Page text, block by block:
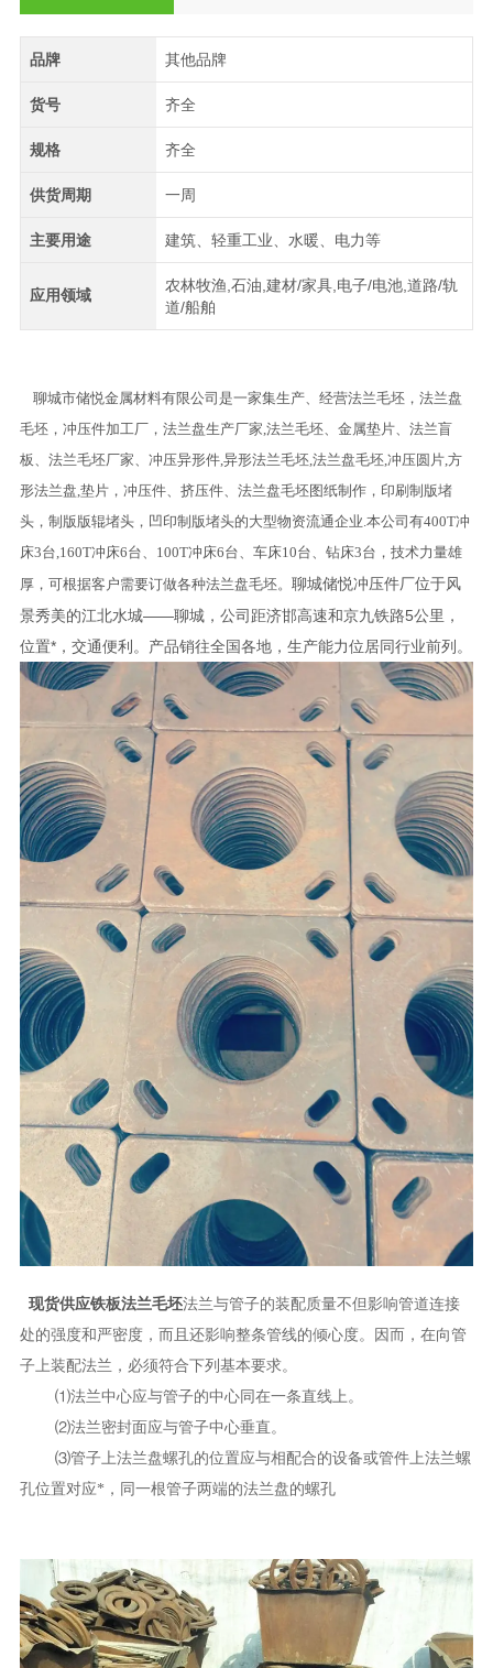
品牌 其他品牌
货号 齐全
规格 齐全
供货周期 一周
主要用途 建筑、轻重工业、水暖、电力等
应用领域
农林牧渔,石油,建材/家具,电子/电池,道路/轨
道/船舶
聊城市储悦金属材料有限公司是一家集生产、经营法兰毛坯，法兰盘
毛坯，冲压件加工厂，法兰盘生产厂家,法兰毛坯、金属垫片、法兰盲
板、法兰毛坯厂家、冲压异形件,异形法兰毛坯,法兰盘毛坯,冲压圆片,方
形法兰盘,垫片，冲压件、挤压件、法兰盘毛坯图纸制作，印刷制版堵
头，制版版辊堵头，凹印制版堵头的大型物资流通企业.本公司有400T冲
床3台,160T冲床6台、100T冲床6台、车床10台、钻床3台，技术力量雄
厚，可根据客户需要订做各种法兰盘毛坯。 聊城储悦冲压件厂位于风
景秀美的江北水城——聊城，公司距济邯高速和京九铁路5公里，
位置*，交通便利。产品销往全国各地，生产能力位居同行业前列。
现货供应铁板法兰毛坯法兰与管子的装配质量不但影响管道连接
处的强度和严密度，而且还影响整条管线的倾心度。因而，在向管
子上装配法兰，必须符合下列基本要求。
⑴法兰中心应与管子的中心同在一条直线上。
⑵法兰密封面应与管子中心垂直。
⑶管子上法兰盘螺孔的位置应与相配合的设备或管件上法兰螺
孔位置对应*，同一根管子两端的法兰盘的螺孔